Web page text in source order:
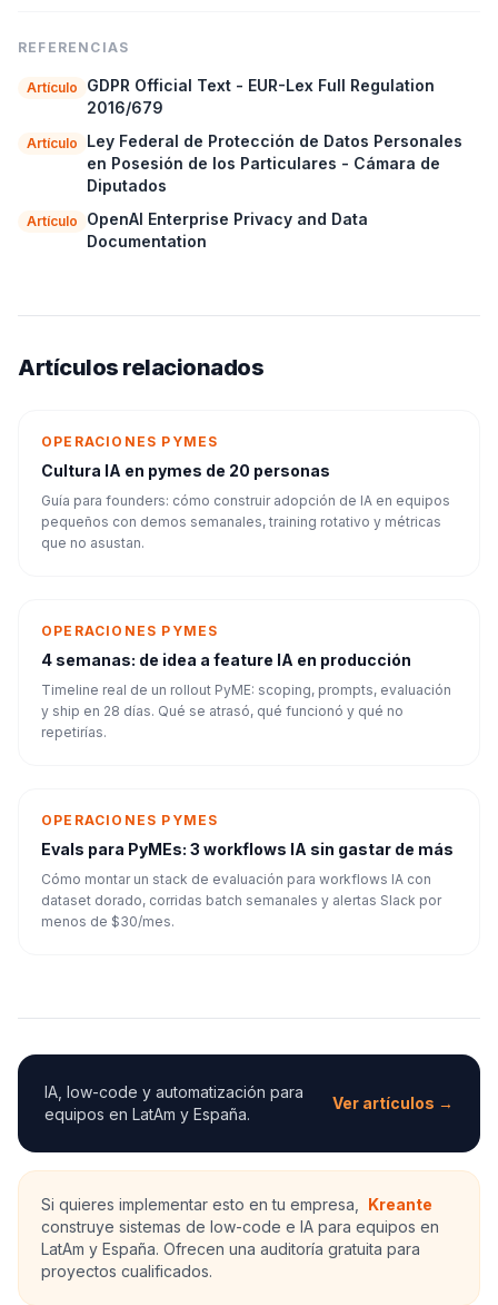
REFERENCIAS
Artículo
GDPR Official Text - EUR-Lex Full Regulation
2016/679
Artículo
Ley Federal de Protección de Datos Personales
en Posesión de los Particulares - Cámara de
Diputados
Artículo
OpenAI Enterprise Privacy and Data
Documentation
Artículos relacionados
OPERACIONES PYMES
Cultura IA en pymes de 20 personas
Guía para founders: cómo construir adopción de IA en equipos
pequeños con demos semanales, training rotativo y métricas
que no asustan.
OPERACIONES PYMES
4 semanas: de idea a feature IA en producción
Timeline real de un rollout PyME: scoping, prompts, evaluación
y ship en 28 días. Qué se atrasó, qué funcionó y qué no
repetirías.
OPERACIONES PYMES
Evals para PyMEs: 3 workflows IA sin gastar de más
Cómo montar un stack de evaluación para workflows IA con
dataset dorado, corridas batch semanales y alertas Slack por
menos de $30/mes.
IA, low-code y automatización para
equipos en LatAm y España.
Ver artículos →
Si quieres implementar esto en tu empresa,
Kreante
construye sistemas de low-code e IA para equipos en
LatAm y España. Ofrecen una auditoría gratuita para
proyectos cualificados.